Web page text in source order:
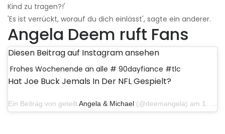
Kind zu tragen?!'
'Es ist verrückt, worauf du dich einlässt', sagte ein anderer.
Angela Deem ruft Fans
Diesen Beitrag auf Instagram ansehen
Frohes Wochenende an alle # 90dayfiance #tlc
Hat Joe Buck Jemals In Der NFL Gespielt?
Ein Beitrag von geteiltAngela & Michael (@deemangela) am 1. Dezember 2019 um 17:44 Uhr PST